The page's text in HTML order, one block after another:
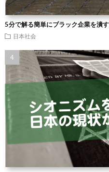
5分で解る簡単にブラック企業を潰
日本社会